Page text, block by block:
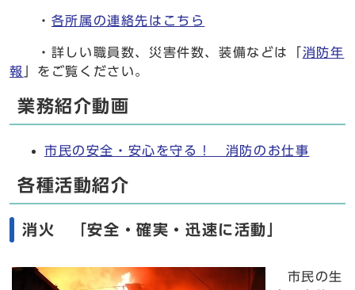
・ 各所属の連絡先はこちら
・詳しい職員数、災害件数、装備などは「消防年
報
」をご覧ください。
業務紹介動画
市民の安全・安心を守る！ 消防のお仕事
各種活動紹介
消火 「安全・確実・迅速に活動」
市民の生